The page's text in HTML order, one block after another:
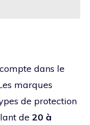
dans le
marques
de protection
de 20 à